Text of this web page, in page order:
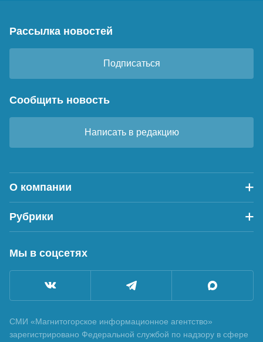
Рассылка новостей
Подписаться
Сообщить новость
Написать в редакцию
О компании
Рубрики
Мы в соцсетях
СМИ «Магнитогорское информационное агентство»
зарегистрировано Федеральной службой по надзору в сфере